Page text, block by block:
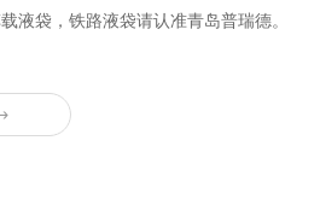
液袋，铁路液袋请认准青岛普瑞德。